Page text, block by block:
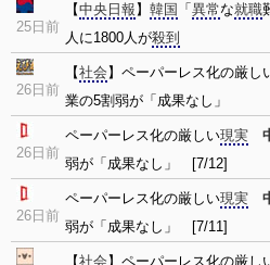
25日前
【中央日報 】 韓国 「 異常な就職
人に1800人が殺到
26日前
【社会 】ペーパーレス化の厳し
業の5割弱が「成果なし」
26日前
ペーパーレス化の厳しい現実
弱が「成果なし」 [7/12]
26日前
ペーパーレス化の厳しい現実
弱が「成果なし」 [7/11]
【社会 】ペーパーレス化の厳し